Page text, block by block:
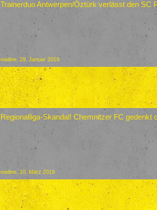
Trainerduo Antwerpen/Öztürk verlässt den SC
nadine , 29. Januar 2019
Regionalliga-Skandal! Chemnitzer FC gedenkt
nadine , 10. März 2019